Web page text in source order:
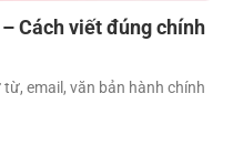
Cách viết đúng chính
email, văn bản hành chính